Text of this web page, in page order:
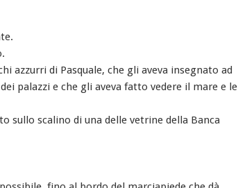
azzurri di Pasquale, che gli aveva insegnato ad
palazzi e che gli aveva fatto vedere il mare e le
sullo scalino di una delle vetrine della Banca